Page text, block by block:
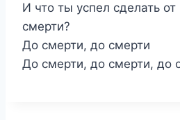
И что ты успел сделать
смерти?
До смерти, до смерти
До смерти, до смерти, до